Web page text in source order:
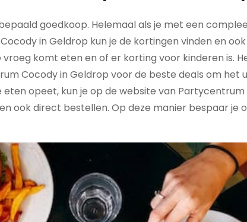
goedkoop. Helemaal als je met een
in Geldrop kun je de kortingen vinden en
komt eten en of er korting voor kinderen is.
Cocody in Geldrop voor de beste deals om het
opeet, kun je op de website van
ook direct bestellen. Op deze manier bespaar je